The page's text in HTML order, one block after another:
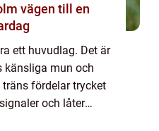
en
ett huvudlag. Det är
känsliga mun och
fördelar trycket
och låter